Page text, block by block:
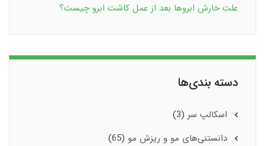
علت خارش ابروها بعد از عمل کاشت ابرو چیست؟
دسته بندی‌ها
اسکالپ سر (3)
دانستنی‌های مو و ریزش مو (65)